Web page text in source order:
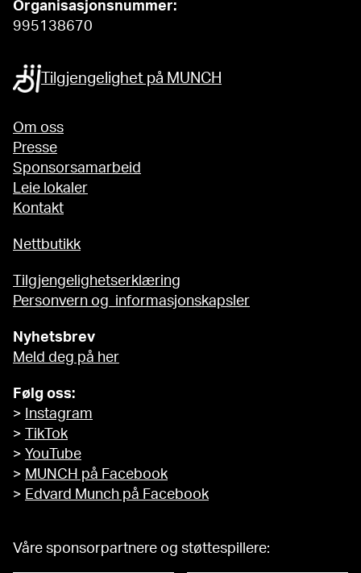
Organisasjonsnummer:
995138670
Tilgjengelighet på MUNCH
Om oss
Presse
Sponsorsamarbeid
Leie lokaler
Kontakt
Nettbutikk
Tilgjengelighetserklæring
Personvern og informasjonskapsler
Nyhetsbrev
Meld deg på her
Følg oss:
>
Instagram
>
TikTok
> YouTube
> MUNCH på Facebook
> Edvard Munch på Facebook
Våre sponsorpartnere og støttespillere: